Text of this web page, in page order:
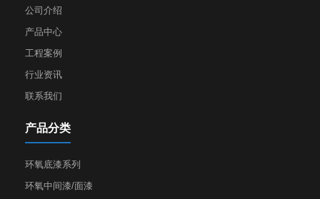
公司介绍
产品中心
工程案例
行业资讯
联系我们
产品分类
环氧底漆系列
环氧中间漆/面漆